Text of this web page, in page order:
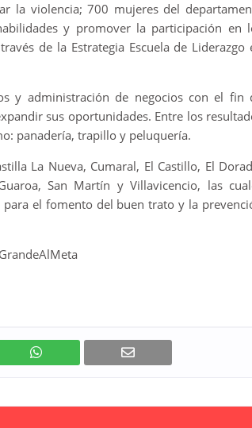
la violencia; 700 mujeres del
y promover la participación en
de la Estrategia Escuela de Liderazgo
y administración de negocios con el fin
sus oportunidades. Entre los
panadería, trapillo y peluquería.
La Nueva, Cumaral, El Castillo, El
San Martín y Villavicencio, las
el fomento del buen trato y la